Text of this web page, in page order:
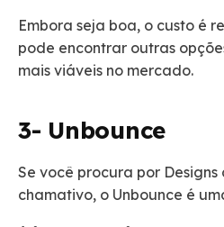
Embora seja boa, o custo é
pode encontrar outras
mais viáveis no mercado.
3- Unbounce
Se você procura por
chamativo, o Unbounce é